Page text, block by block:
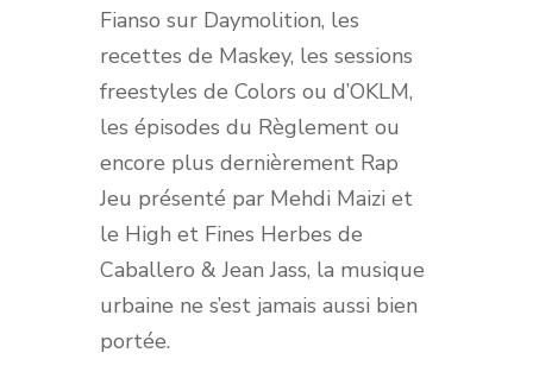
Fianso sur Daymolition, les
recettes de Maskey, les sessions
freestyles de Colors ou d’OKLM,
les épisodes du Règlement ou
encore plus dernièrement Rap
Jeu présenté par Mehdi Maizi et
le High et Fines Herbes de
Caballero & Jean Jass, la musique
urbaine ne s’est jamais aussi bien
portée.